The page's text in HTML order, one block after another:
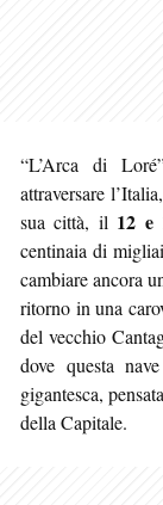
“L’Arca di
attraversare
sua città, il 12 e
centinaia di
cambiare ancora
ritorno in una
del vecchio
dove questa
gigantesca,
della Capitale.